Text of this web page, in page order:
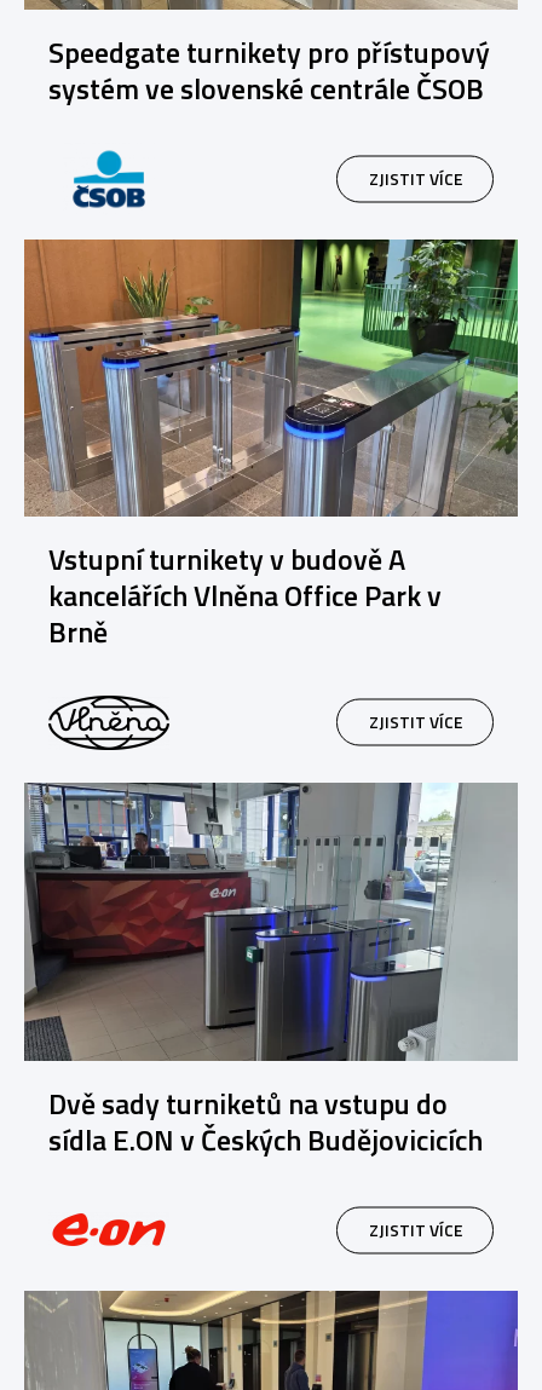
Speedgate turnikety pro přístupový
systém ve slovenské centrále ČSOB
ZJISTIT VÍCE
Vstupní turnikety v budově A
kancelářích Vlněna Office Park v
Brně
ZJISTIT VÍCE
Dvě sady turniketů na vstupu do
sídla E.ON v Českých Budějovicicích
ZJISTIT VÍCE